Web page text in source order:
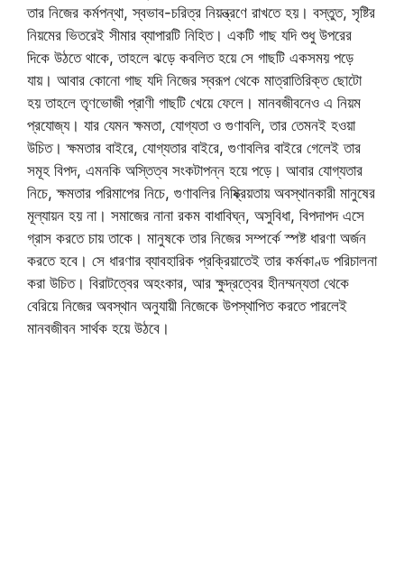
তার নিজের কর্মপন্থা, স্বভাব-চরিত্র নিয়ন্ত্রণে রাখতে হয়। বস্তুত, সৃষ্টির
নিয়মের ভিতরেই সীমার ব্যাপারটি নিহিত। একটি গাছ যদি শুধু উপরের
দিকে উঠতে থাকে, তাহলে ঝড়ে কবলিত হয়ে সে গাছটি একসময় পড়ে
যায়। আবার কোনো গাছ যদি নিজের স্বরূপ থেকে মাত্রাতিরিক্ত ছোটো
হয় তাহলে তৃণভোজী প্রাণী গাছটি খেয়ে ফেলে। মানবজীবনেও এ নিয়ম
প্রযোজ্য। যার যেমন ক্ষমতা, যোগ্যতা ও গুণাবলি, তার তেমনই হওয়া
উচিত। ক্ষমতার বাইরে, যোগ্যতার বাইরে, গুণাবলির বাইরে গেলেই তার
সমূহ বিপদ, এমনকি অস্তিত্ব সংকটাপন্ন হয়ে পড়ে। আবার যোগ্যতার
নিচে, ক্ষমতার পরিমাপের নিচে, গুণাবলির নিষ্ক্রিয়তায় অবস্থানকারী মানুষের
মূল্যায়ন হয় না। সমাজের নানা রকম বাধাবিঘ্ন, অসুবিধা, বিপদাপদ এসে
গ্রাস করতে চায় তাকে। মানুষকে তার নিজের সম্পর্কে স্পষ্ট ধারণা অর্জন
করতে হবে। সে ধারণার ব্যাবহারিক প্রক্রিয়াতেই তার কর্মকাণ্ড পরিচালনা
করা উচিত। বিরাটত্বের অহংকার, আর ক্ষুদ্রত্বের হীনম্মন্যতা থেকে
বেরিয়ে নিজের অবস্থান অনুযায়ী নিজেকে উপস্থাপিত করতে পারলেই
মানবজীবন সার্থক হয়ে উঠবে।